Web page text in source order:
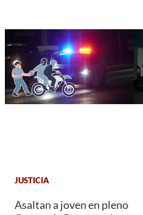
JUSTICIA
Asaltan a joven en pleno